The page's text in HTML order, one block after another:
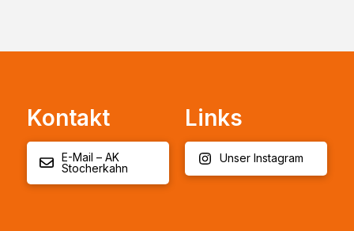
Kontakt Links
E-Mail – AK
Stocherkahn
Unser Instagram